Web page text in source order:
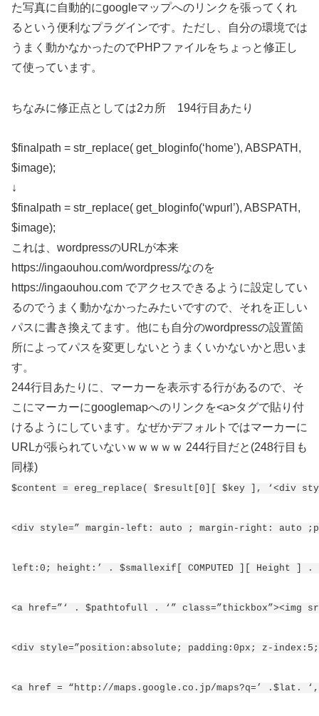
た写真に自動的にgoogleマップへのリンクを張ってくれ
るという便利なプラグインです。ただし、自分の環境では
うまく動かなかったのでPHPファイルをちょっと修正し
て使っています。
ちなみに修正点としては2カ所 194行目あたり
$finalpath = str_replace( get_bloginfo(‘home’), ABSPATH,
$image);
↓
$finalpath = str_replace( get_bloginfo(‘wpurl’), ABSPATH,
$image);
これは、wordpressのURLが本来
https://ingaouhou.com/wordpress/なのを
https://ingaouhou.com でアクセスできるように設定してい
るのでうまく動かなかったみたいですので、それを正しい
パスに書き換えてます。他にも自分のwordpressの設置箇
所によってパスを変更しないとうまくいかないかと思いま
す。
244行目あたりに、マーカーを表示する行があるので、そ
こにマーカーにgooglemapへのリンクを<a>タグで貼り付
けるようにしています。なぜかデフォルトではマーカーに
URLが張られていないｗｗｗｗｗ 244行目だと(248行目も
同様)
$content = ereg_replace( $result[0][ $key ], ‘<div
<div style=” margin-left: auto ; margin-right: auto
left:0; height:’ . $smallexif[ COMPUTED ][ Height ] .
<a href=”‘ . $pathtofull . ‘” class=”thickbox”><img
<div style=”position:absolute; padding:0px; z-
<a href = “http://maps.google.co.jp/maps?q=’ .$lat.